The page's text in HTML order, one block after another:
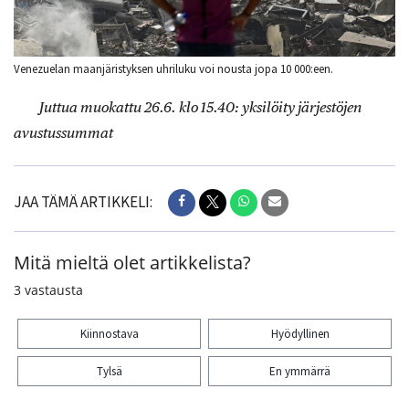
Venezuelan maanjäristyksen uhriluku voi nousta jopa 10 000:een.
Juttua muokattu 26.6. klo 15.40: yksilöity järjestöjen
avustussummat
JAA TÄMÄ ARTIKKELI:
Mitä mieltä olet artikkelista?
3 vastausta
Kiinnostava Hyödyllinen
Tylsä En ymmärrä